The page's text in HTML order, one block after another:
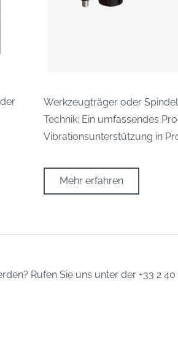
Werkzeugträger oder
Technik: Ein umfassendes
Vibrationsunterstützung in
Mehr erfahren
Rufen Sie uns unter der +33 2 40